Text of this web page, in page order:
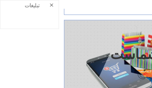
شماست
تبلیغات ×